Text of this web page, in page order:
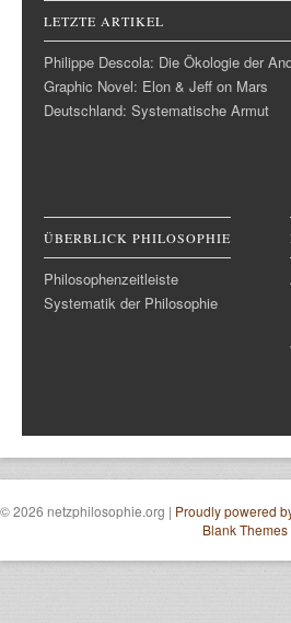
LETZTE ARTIKEL
Philippe Descola: Die Ökologie der
Graphic Novel: Elon & Jeff on Mars
Deutschland: Systematische Armut
ÜBERBLICK PHILOSOPHIE
Philosophenzeitleiste
Systematik der Philosophie
© 2026 netzphilosophie.org | Proudly powered
Blank Themes